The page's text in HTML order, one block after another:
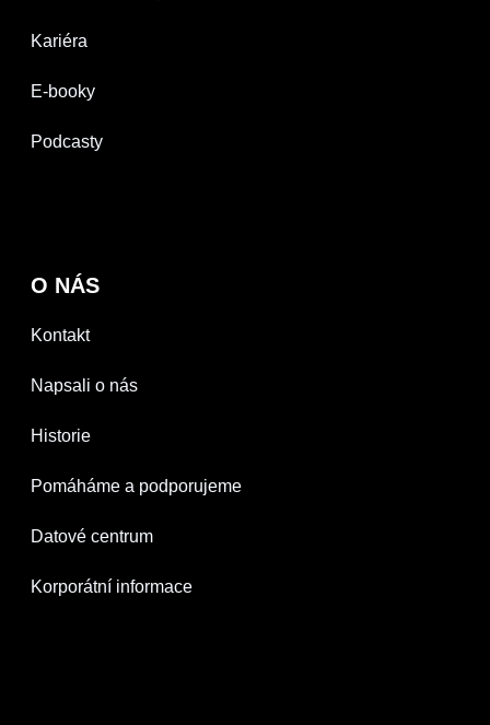
Kariéra
E-booky
Podcasty
O NÁS
Kontakt
Napsali o nás
Historie
Pomáháme a podporujeme
Datové centrum
Korporátní informace